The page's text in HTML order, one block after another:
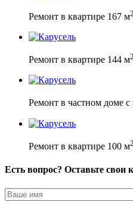
Ремонт в квартире 167 м2
Ремонт в квартире 144 м2
Ремонт в частном доме
Ремонт в квартире 100 м2
Есть вопрос? Оставьте